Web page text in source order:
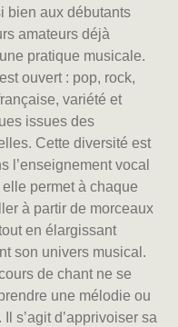
bien aux débutants
amateurs déjà
pratique musicale.
ouvert : pop, rock,
variété et
issues des
Cette diversité est
l’enseignement vocal
permet à chaque
à partir de morceaux
en élargissant
son univers musical.
de chant ne se
une mélodie ou
s’agit d’apprivoiser sa